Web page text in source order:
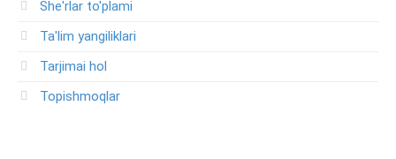
She'rlar to'plami
Ta'lim yangiliklari
Tarjimai hol
Topishmoqlar